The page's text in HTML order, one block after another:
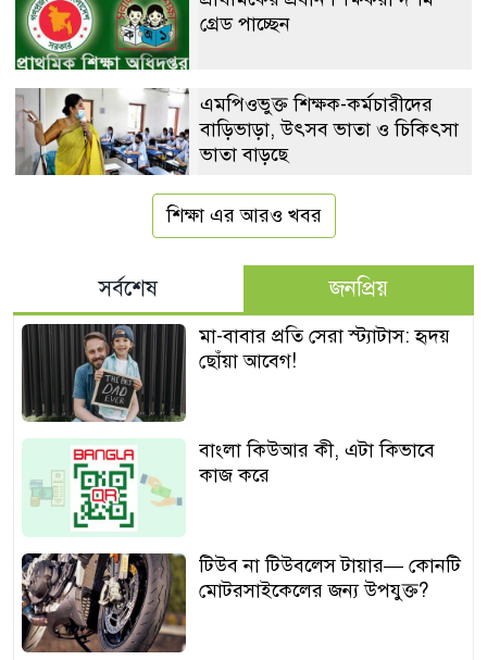
গ্রেড পাচ্ছেন
এমপিওভুক্ত শিক্ষক-কর্মচারীদের
বাড়িভাড়া, উৎসব ভাতা ও চিকিৎসা
ভাতা বাড়ছে
শিক্ষা এর আরও খবর
সর্বশেষ জনপ্রিয়
মা-বাবার প্রতি সেরা স্ট্যাটাস: হৃদয়
ছোঁয়া আবেগ!
বাংলা কিউআর কী, এটা কিভাবে
কাজ করে
টিউব না টিউবলেস টায়ার— কোনটি
মোটরসাইকেলের জন্য উপযুক্ত?